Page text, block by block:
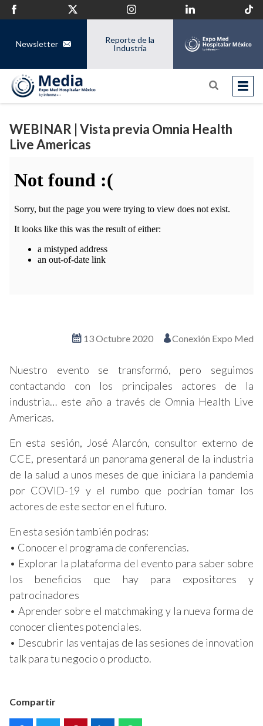
Newsletter
Reporte de la
Industria
WEBINAR | Vista previa Omnia Health
Live Americas
13 Octubre 2020 Conexión Expo Med
Nuestro evento se transformó, pero seguimos
contactando con los principales actores de la
industria… este año a través de Omnia Health Live
Americas.
En esta sesión, José Alarcón, consultor externo de
CCE, presentará un panorama general de la industria
de la salud a unos meses de que iniciara la pandemia
por COVID-19 y el rumbo que podrían tomar los
actores de este sector en el futuro.
En esta sesión también podras:
• Conocer el programa de conferencias.
• Explorar la plataforma del evento para saber sobre
los beneficios que hay para expositores y
patrocinadores
• Aprender sobre el matchmaking y la nueva forma de
conocer clientes potenciales.
• Descubrir las ventajas de las sesiones de innovation
talk para tu negocio o producto.
Compartir